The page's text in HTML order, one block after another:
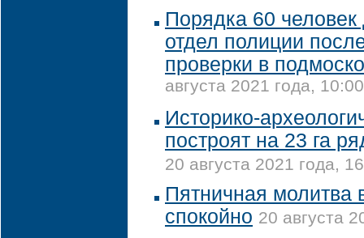
Порядка 60
отдел полиции
проверки в
августа 2021 года, 10:00
Историко-
построят на 23 га
20 августа 2021 года,
Пятничная молитва
спокойно 20 августа